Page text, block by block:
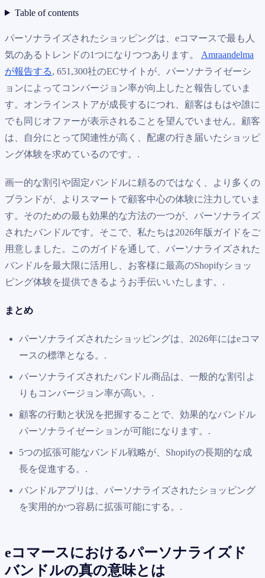
Table of contents
パーソナライズされたショッピングは、eコマースで最も人
気のあるトレンドの1つになりつつあります。 Amraandelma
が報告する, 651,300社のECサイトが、パーソナライゼーシ
ョンによってコンバージョン率が向上したと報告していま
す。オンラインストアが成長するにつれ、顧客はもはや誰に
でも同じオファーが表示されることを望んでいません。顧客
は、自分にとって関連性が高く、配慮の行き届いたショッピ
ング体験を求めているのです。.
画一的な割引や固定バンドルに頼るのではなく、より多くの
ブランドが、よりスマートで顧客中心の体験に注力していま
す。そのための最も効果的な方法の一つが、パーソナライズ
されたバンドルです。そこで、私たちは2026年版ガイドをご
用意しました。このガイドを通して、パーソナライズされた
バンドルを最大限に活用し、お客様に最高のShopifyショッ
ピング体験を提供できるようお手伝いいたします。.
まとめ
パーソナライズされたショッピングは、2026年にはeコマ
ースの標準となる。.
パーソナライズされたバンドル商品は、一般的な割引よ
りもコンバージョン率が高い。.
顧客の行動と状況を把握することで、効果的なバンドル
パーソナライゼーションが可能になります。.
5つの拡張可能なバンドル戦略が、Shopifyの長期的な成
長を促進する。.
バンドルアプリは、パーソナライズされたショッピング
を実用的かつ容易に拡張可能にする。.
eコマースにおけるパーソナライズド
バンドルの真の意味とは